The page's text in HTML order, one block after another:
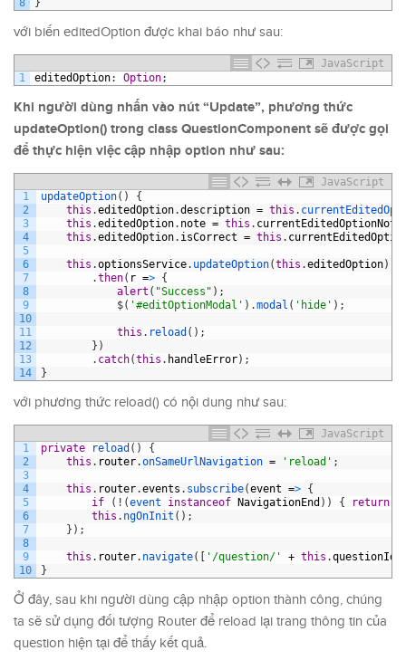
với biến editedOption được khai báo như sau:
JavaScript
1
editedOption: Option;
Khi người dùng nhấn vào nút “Update”, phương thức
updateOption() trong class QuestionComponent sẽ được gọi
để thực hiện việc cập nhập option như sau:
JavaScript
1
2
3
4
5
6
7
8
9
10
11
12
13
14
updateOption( )
{
this .editedOption.description = this .
this .editedOption. note = this . currentEditedOptionNote
this .editedOption. isCorrect = this .
this .optionsService. updateOption(this .editedOption)
.then( r => {
alert ( "Success" ) ;
$( '#editOptionModal' ) .modal ( 'hide' ) ;
this . reload ( ) ;
} )
. catch(this . handleError) ;
}
với phương thức reload() có nội dung như sau:
JavaScript
1
2
3
4
5
6
7
8
9
10
private reload ( )
{
this . router.onSameUrlNavigation = 'reload' ;
this . router.events . subscribe(event => {
if
( ! (event instanceof NavigationEnd ) ) { return
this . ngOnInit ( ) ;
} ) ;
this . router. navigate( [ '/question/' + this .questionId
}
Ở đây, sau khi người dùng cập nhập option thành công, chúng
ta sẽ sử dụng đối tượng Router để reload lại trang thông tin của
question hiện tại để thấy kết quả.